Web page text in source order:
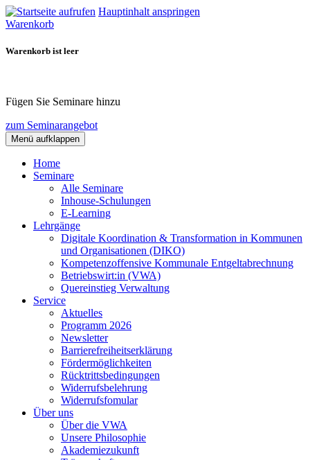
Hauptinhalt anspringen
Warenkorb
Warenkorb ist leer
Fügen Sie Seminare hinzu
zum Seminarangebot
Menü aufklappen
Home
Seminare
Alle Seminare
Inhouse-Schulungen
E-Learning
Lehrgänge
Digitale Koordination & Transformation in Kommunen
und Organisationen (DIKO)
Kompetenzoffensive Kommunale Entgeltabrechnung
Betriebswirt:in (VWA)
Quereinstieg Verwaltung
Service
Aktuelles
Programm 2026
Newsletter
Barrierefreiheitserklärung
Fördermöglichkeiten
Rücktrittsbedingungen
Widerrufsbelehrung
Widerrufsfomular
Über uns
Über die VWA
Unsere Philosophie
Akademiezukunft